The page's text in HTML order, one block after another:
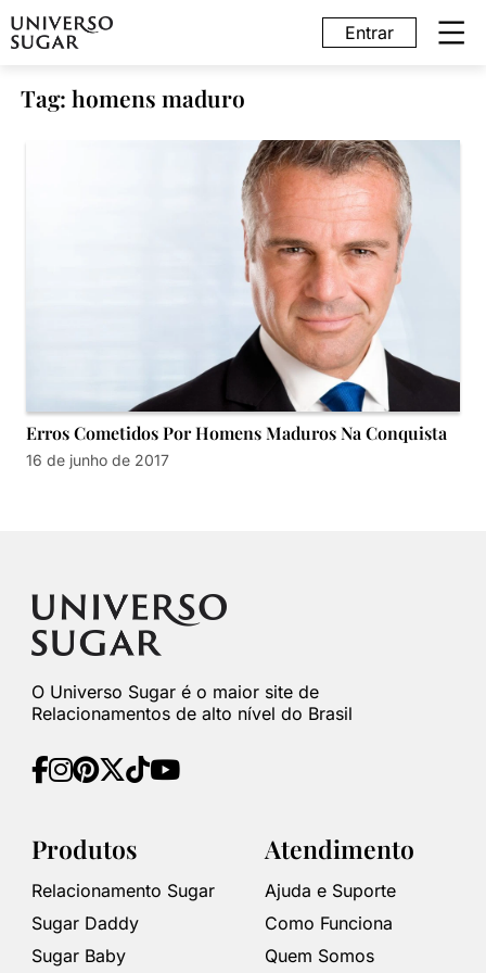
Entrar
Tag: homens maduro
Erros Cometidos Por Homens Maduros Na Conquista
16 de junho de 2017
O Universo Sugar é o maior site de
Relacionamentos de alto nível do Brasil
Produtos
Relacionamento Sugar
Sugar Daddy
Sugar Baby
Atendimento
Ajuda e Suporte
Como Funciona
Quem Somos